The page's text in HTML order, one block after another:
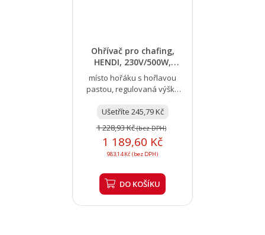
Ohřívač pro chafing,
HENDI, 230V/500W,
⌀130x(H)125mm
místo hořáku s hořlavou
pastou, regulovaná výška
230 V, Vhodný...
Ušetříte 245,79 Kč
1 228,93 Kč(bez DPH)
1 189,60 Kč
983,14 Kč (bez DPH)
DO KOŠÍKU